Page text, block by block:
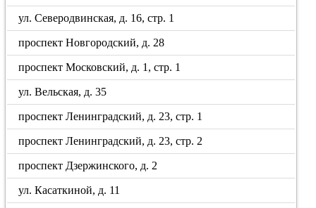
ул. Северодвинская, д. 16, стр. 1
проспект Новгородский, д. 28
проспект Московский, д. 1, стр. 1
ул. Вельская, д. 35
проспект Ленинградский, д. 23, стр. 1
проспект Ленинградский, д. 23, стр. 2
проспект Дзержинского, д. 2
ул. Касаткиной, д. 11